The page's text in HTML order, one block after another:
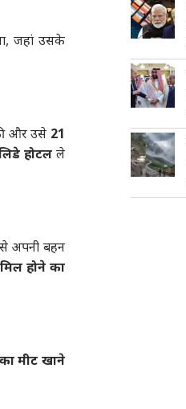
जहां उसके
और उसे 21
होटलले
अपनी बहन
होने का
मीट खाने